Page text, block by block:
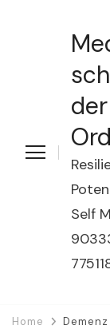
Self
Home Demenz